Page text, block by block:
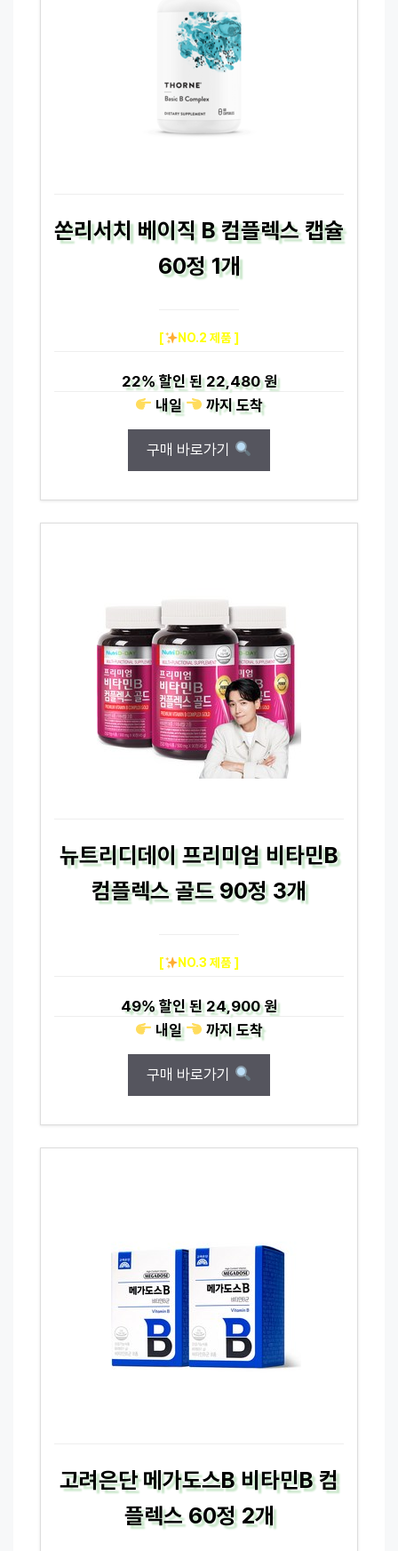
쏜리서치 베이직 B 컴플렉스 캡슐
60정 1개
[ NO.2 제품 ]
22%할인 된22,480 원
내일
까지도착
구매 바로가기
뉴트리디데이 프리미엄 비타민B
컴플렉스 골드 90정 3개
[ NO.3 제품 ]
49%할인 된24,900 원
내일
까지도착
구매 바로가기
고려은단 메가도스B 비타민B 컴
플렉스 60정 2개